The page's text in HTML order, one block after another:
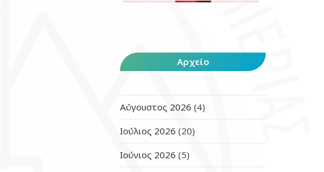
Αρχείο
Αύγουστος 2026 (4)
Ιούλιος 2026 (20)
Ιούνιος 2026 (5)